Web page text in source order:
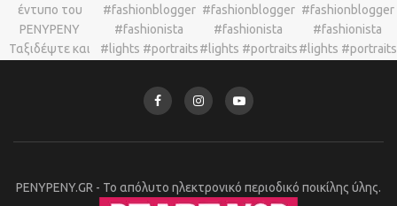
PENYPENY.GR - Το απόλυτο ηλεκτρονικό περιοδικό ποικίλης ύλης.